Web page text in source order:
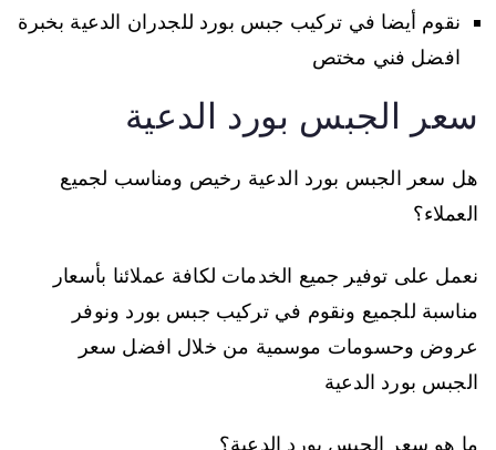
نقوم أيضا في تركيب جبس بورد للجدران الدعية بخبرة
افضل فني مختص
سعر الجبس بورد الدعية
هل سعر الجبس بورد الدعية رخيص ومناسب لجميع
العملاء؟
نعمل على توفير جميع الخدمات لكافة عملائنا بأسعار
مناسبة للجميع ونقوم في تركيب جبس بورد ونوفر
عروض وحسومات موسمية من خلال افضل سعر
الجبس بورد الدعية
ما هو سعر الجبس بورد الدعية؟